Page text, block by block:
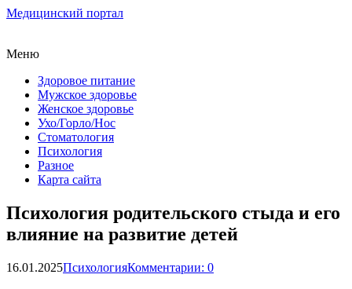
Медицинский портал
Меню
Здоровое питание
Мужское здоровье
Женское здоровье
Ухо/Горло/Нос
Стоматология
Психология
Разное
Карта сайта
Психология родительского стыда и его
влияние на развитие детей
16.01.2025ПсихологияКомментарии: 0